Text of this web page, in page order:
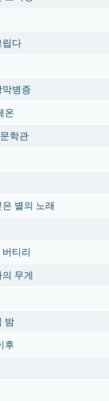
립다
막병증
온
학관
별의 노래
티리
무게
밤
후